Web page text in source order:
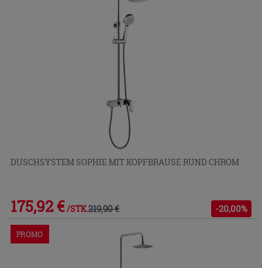
DUSCHSYSTEM SOPHIE MIT KOPFBRAUSE RUND CHROM
175,92 € /STK.219,90 € -20,00%
PROMO